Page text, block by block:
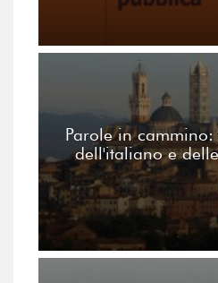
Parole in
dell'italiano e